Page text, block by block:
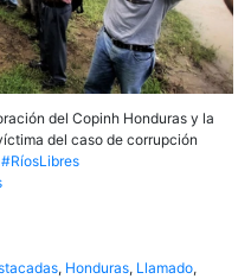
del Copinh Honduras y la
del caso de corrupción
#RíosLibres
, Honduras, Llamado,